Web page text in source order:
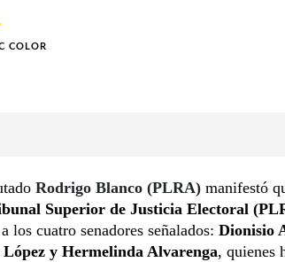
COLOR
Rodrigo Blanco (PLRA) manifestó
Superior de Justicia Electoral
los cuatro senadores señalados: Dionisio
y Hermelinda Alvarenga, quienes